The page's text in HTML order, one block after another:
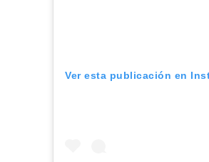
Ver esta publicación en